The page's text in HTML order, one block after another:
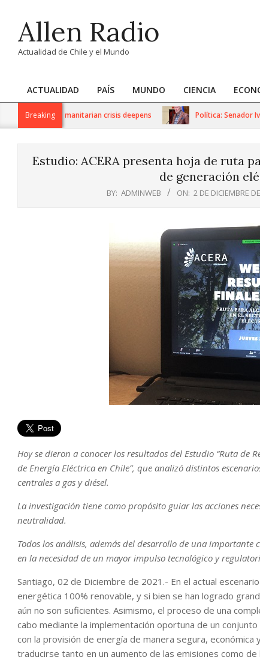
contentAllen Radio
Actualidad de Chile y el Mundo
Primary
Navigation
ACTUALIDAD PAÍS MUNDO CIENCIA
Breaking
as humanitarian crisis deepens Política: Senador Iván
Estudio: ACERA presenta hoja de ruta
de generación
BY: ADMINWEB ON: 2 DE DICIEMBRE
Hoy se dieron a conocer los resultados del Estudio “Ruta de
de Energía Eléctrica en Chile”, que analizó distintos
centrales a gas y diésel.
La investigación tiene como propósito guiar las acciones
neutralidad.
Todos los análisis, además del desarrollo de una
en la necesidad de un mayor impulso tecnológico y
Santiago, 02 de Diciembre de 2021.- En el actual
energética 100% renovable, y si bien se han logrado
aún no son suficientes. Asimismo, el proceso de una
cabo mediante la implementación oportuna de un
con la provisión de energía de manera segura,
traducirse tanto en un aumento de las emisiones como